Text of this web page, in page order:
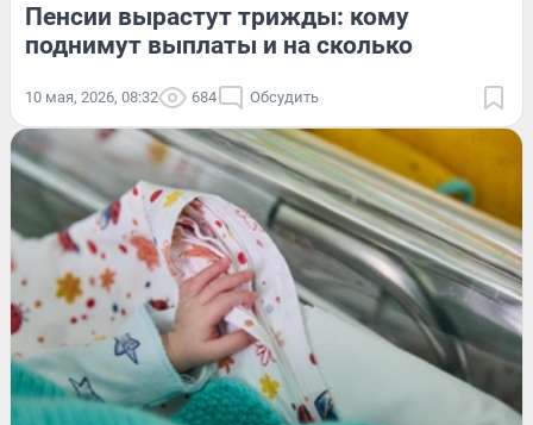
Пенсии вырастут трижды: кому
поднимут выплаты и на сколько
10 мая, 2026, 08:32 684 Обсудить